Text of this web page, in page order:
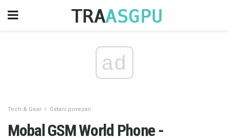
ad
Tech & Gear Ostani povezan
Mobal GSM World Phone -